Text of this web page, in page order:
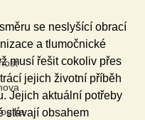
se neslyšící obrací
a tlumočnické
musí řešit cokoliv přes
jejich životní příběh
Jejich aktuální potřeby
stávají obsahem